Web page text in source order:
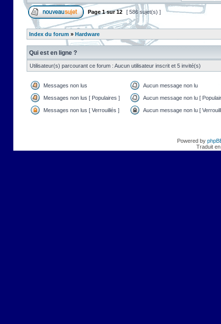
Page1sur12 [ 586 sujet(s) ]
Index du forum » Hardware
Qui est en ligne ?
Utilisateur(s) parcourant ce forum : Aucun utilisateur inscrit et 5 invité(s)
Messages non lus Aucun message non lu
Messages non lus [ Populaires ] Aucun message non lu [
Messages non lus [ Verrouillés ] Aucun message non lu [
Powered by
Traduit